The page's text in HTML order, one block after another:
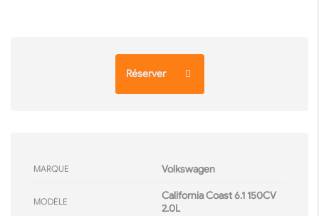
Réserver
MARQUE Volkswagen
MODÈLE
California Coast 6.1 150CV
2.0L